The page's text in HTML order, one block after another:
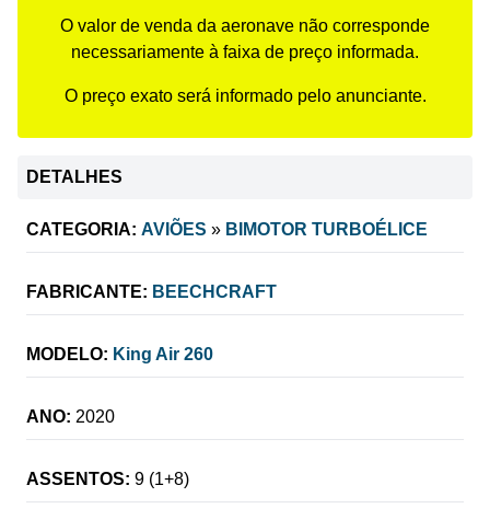
O valor de venda da aeronave não corresponde
necessariamente à faixa de preço informada.
O preço exato será informado pelo anunciante.
DETALHES
CATEGORIA: AVIÕES » BIMOTOR TURBOÉLICE
FABRICANTE: BEECHCRAFT
MODELO: King Air 260
ANO: 2020
ASSENTOS: 9 (1+8)